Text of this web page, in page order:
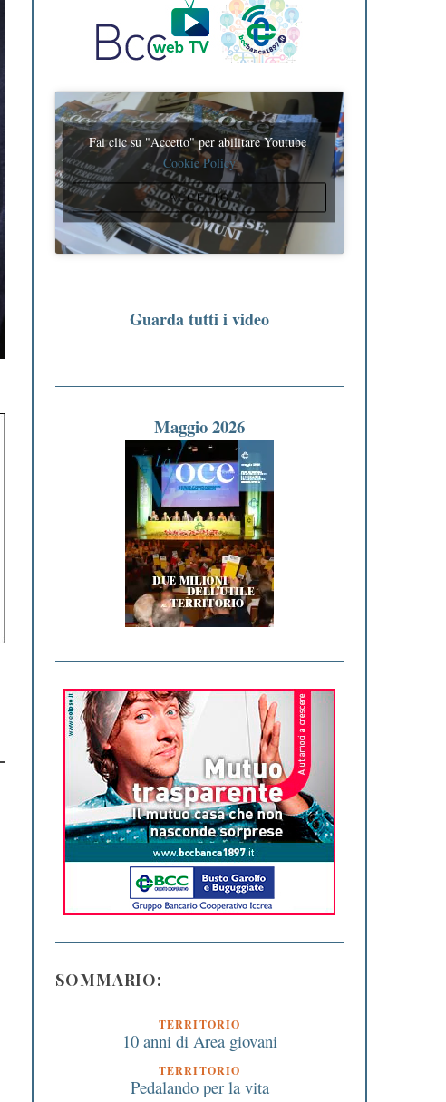
Fai clic su "Accetto" per abilitare Youtube
Cookie Policy
ACCETTO
Guarda tutti i video
Maggio 2026
SOMMARIO:
TERRITORIO
10 anni di Area giovani
TERRITORIO
Pedalando per la vita